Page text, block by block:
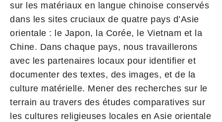
sur les matériaux en langue chinoise conservés
dans les sites cruciaux de quatre pays d’Asie
orientale : le Japon, la Corée, le Vietnam et la
Chine. Dans chaque pays, nous travaillerons
avec les partenaires locaux pour identifier et
documenter des textes, des images, et de la
culture matérielle. Mener des recherches sur le
terrain au travers des études comparatives sur
les cultures religieuses locales en Asie orientale